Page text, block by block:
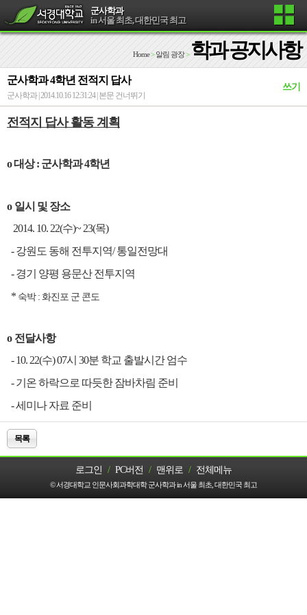
군사학과
in 서울 최초, 대한민국 최고
Home> 알림 광장> 학과 공지사항
군사학과 4학년 전적지 답사
쓰기
군사학과 | 2014.10.16 12:31:24 | 본문 건너뛰기
전적지 답사 활동 계획
o 대상 : 군사학과 4학년
o 일시 및 장소
2014. 10. 22(수)~ 23(목)
- 강원도 동해 전투지역/ 통일전망대
- 경기 양평 용문산 전투지역
* 숙박 : 화진포 군 콘도
o 전달사항
- 10. 22(수) 07시 30분 학교 출발시간 엄수
- 기온 하락으로 따듯한 잠바차림 준비
- 세미나 자료 준비
목록
로그인 / PC버전 / 맨위로 / 전체메뉴
© 서경대학교 인문사회과학대학 군사학과 in 서울 최초, 대한민국 최고